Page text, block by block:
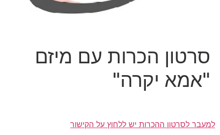
סרטון הכרות עם מיזם
"אמא יקרה"
למעבר לסרטון ההכרות יש ללחוץ על הקישור